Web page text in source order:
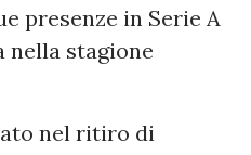
presenze in Serie A
nella stagione
nel ritiro di